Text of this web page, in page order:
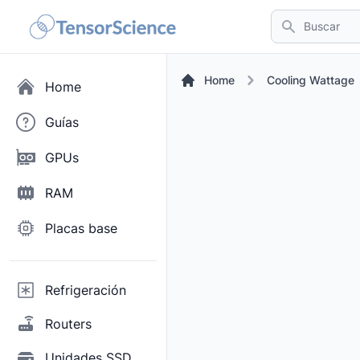
Buscar
Home
Guías
GPUs
RAM
Placas base
Refrigeración
Routers
Home Cooling Wattage